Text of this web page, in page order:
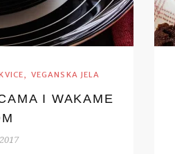
, VEGANSKA JELA
I WAKAME